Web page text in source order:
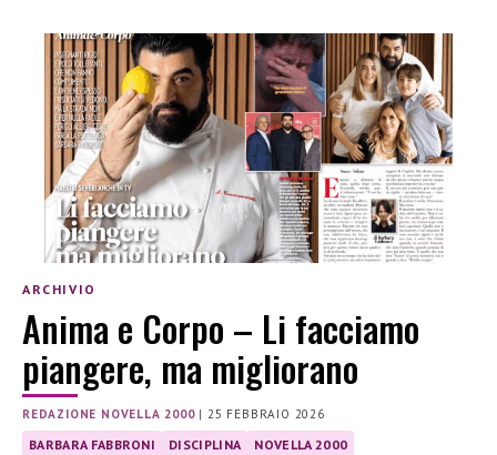
ARCHIVIO
Anima e Corpo – Li facciamo
piangere, ma migliorano
REDAZIONE NOVELLA 2000|25 FEBBRAIO 2026
BARBARA FABBRONI DISCIPLINA
NOVELLA 2000